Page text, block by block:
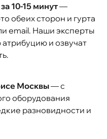
10-15 минут—
обеих сторон и гурта
email. Наши эксперты
и озвучат
Москвы— с
оборудования
разновидности и